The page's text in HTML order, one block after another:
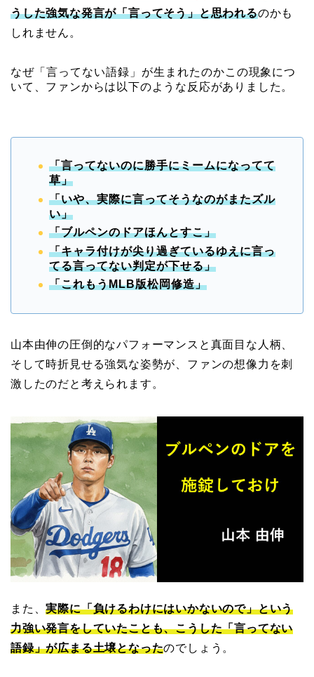
うした強気な発言が「言ってそう」と思われるのかも
しれません。
なぜ「言ってない語録」が生まれたのかこの現象につ
いて、ファンからは以下のような反応がありました。
「言ってないのに勝手にミームになってて
草」
「いや、実際に言ってそうなのがまたズル
い」
「ブルペンのドアほんとすこ」
「キャラ付けが尖り過ぎているゆえに言っ
てる言ってない判定が下せる」
「これもうMLB版松岡修造」
山本由伸の圧倒的なパフォーマンスと真面目な人柄、
そして時折見せる強気な姿勢が、ファンの想像力を刺
激したのだと考えられます。
また、実際に「負けるわけにはいかないので」という
力強い発言をしていたことも、こうした「言ってない
語録」が広まる土壌となったのでしょう。